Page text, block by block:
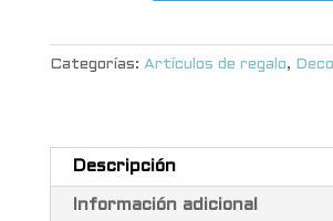
Categorías: Artículos de regalo,
Descripción
Información adicional